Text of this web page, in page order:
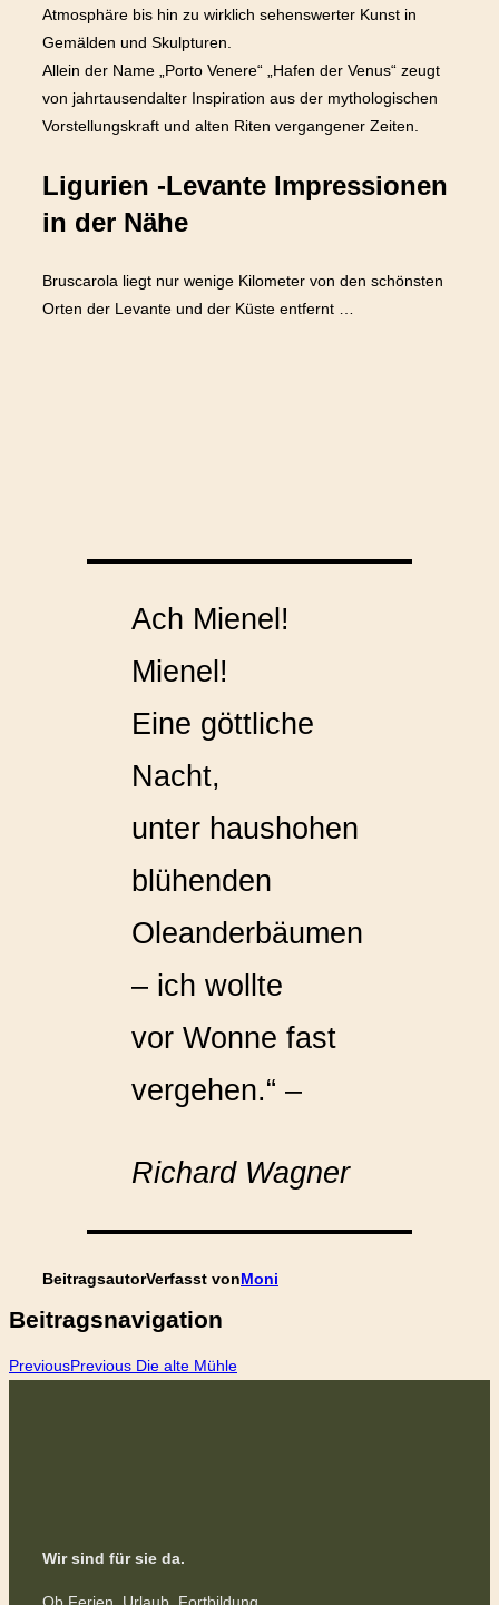
Atmosphäre bis hin zu wirklich sehenswerter Kunst in
Gemälden und Skulpturen.
Allein der Name „Porto Venere“ „Hafen der Venus“ zeugt
von jahrtausendalter Inspiration aus der mythologischen
Vorstellungskraft und alten Riten vergangener Zeiten.
Ligurien -Levante Impressionen
in der Nähe
Bruscarola liegt nur wenige Kilometer von den schönsten
Orten der Levante und der Küste entfernt …
Ach Mienel!
Mienel!
Eine göttliche
Nacht,
unter haushohen
blühenden
Oleanderbäumen
– ich wollte
vor Wonne fast
vergehen.“ –
Richard Wagner
BeitragsautorVerfasst vonMoni
Beitragsnavigation
PreviousPrevious Die alte Mühle
Wir sind für sie da.